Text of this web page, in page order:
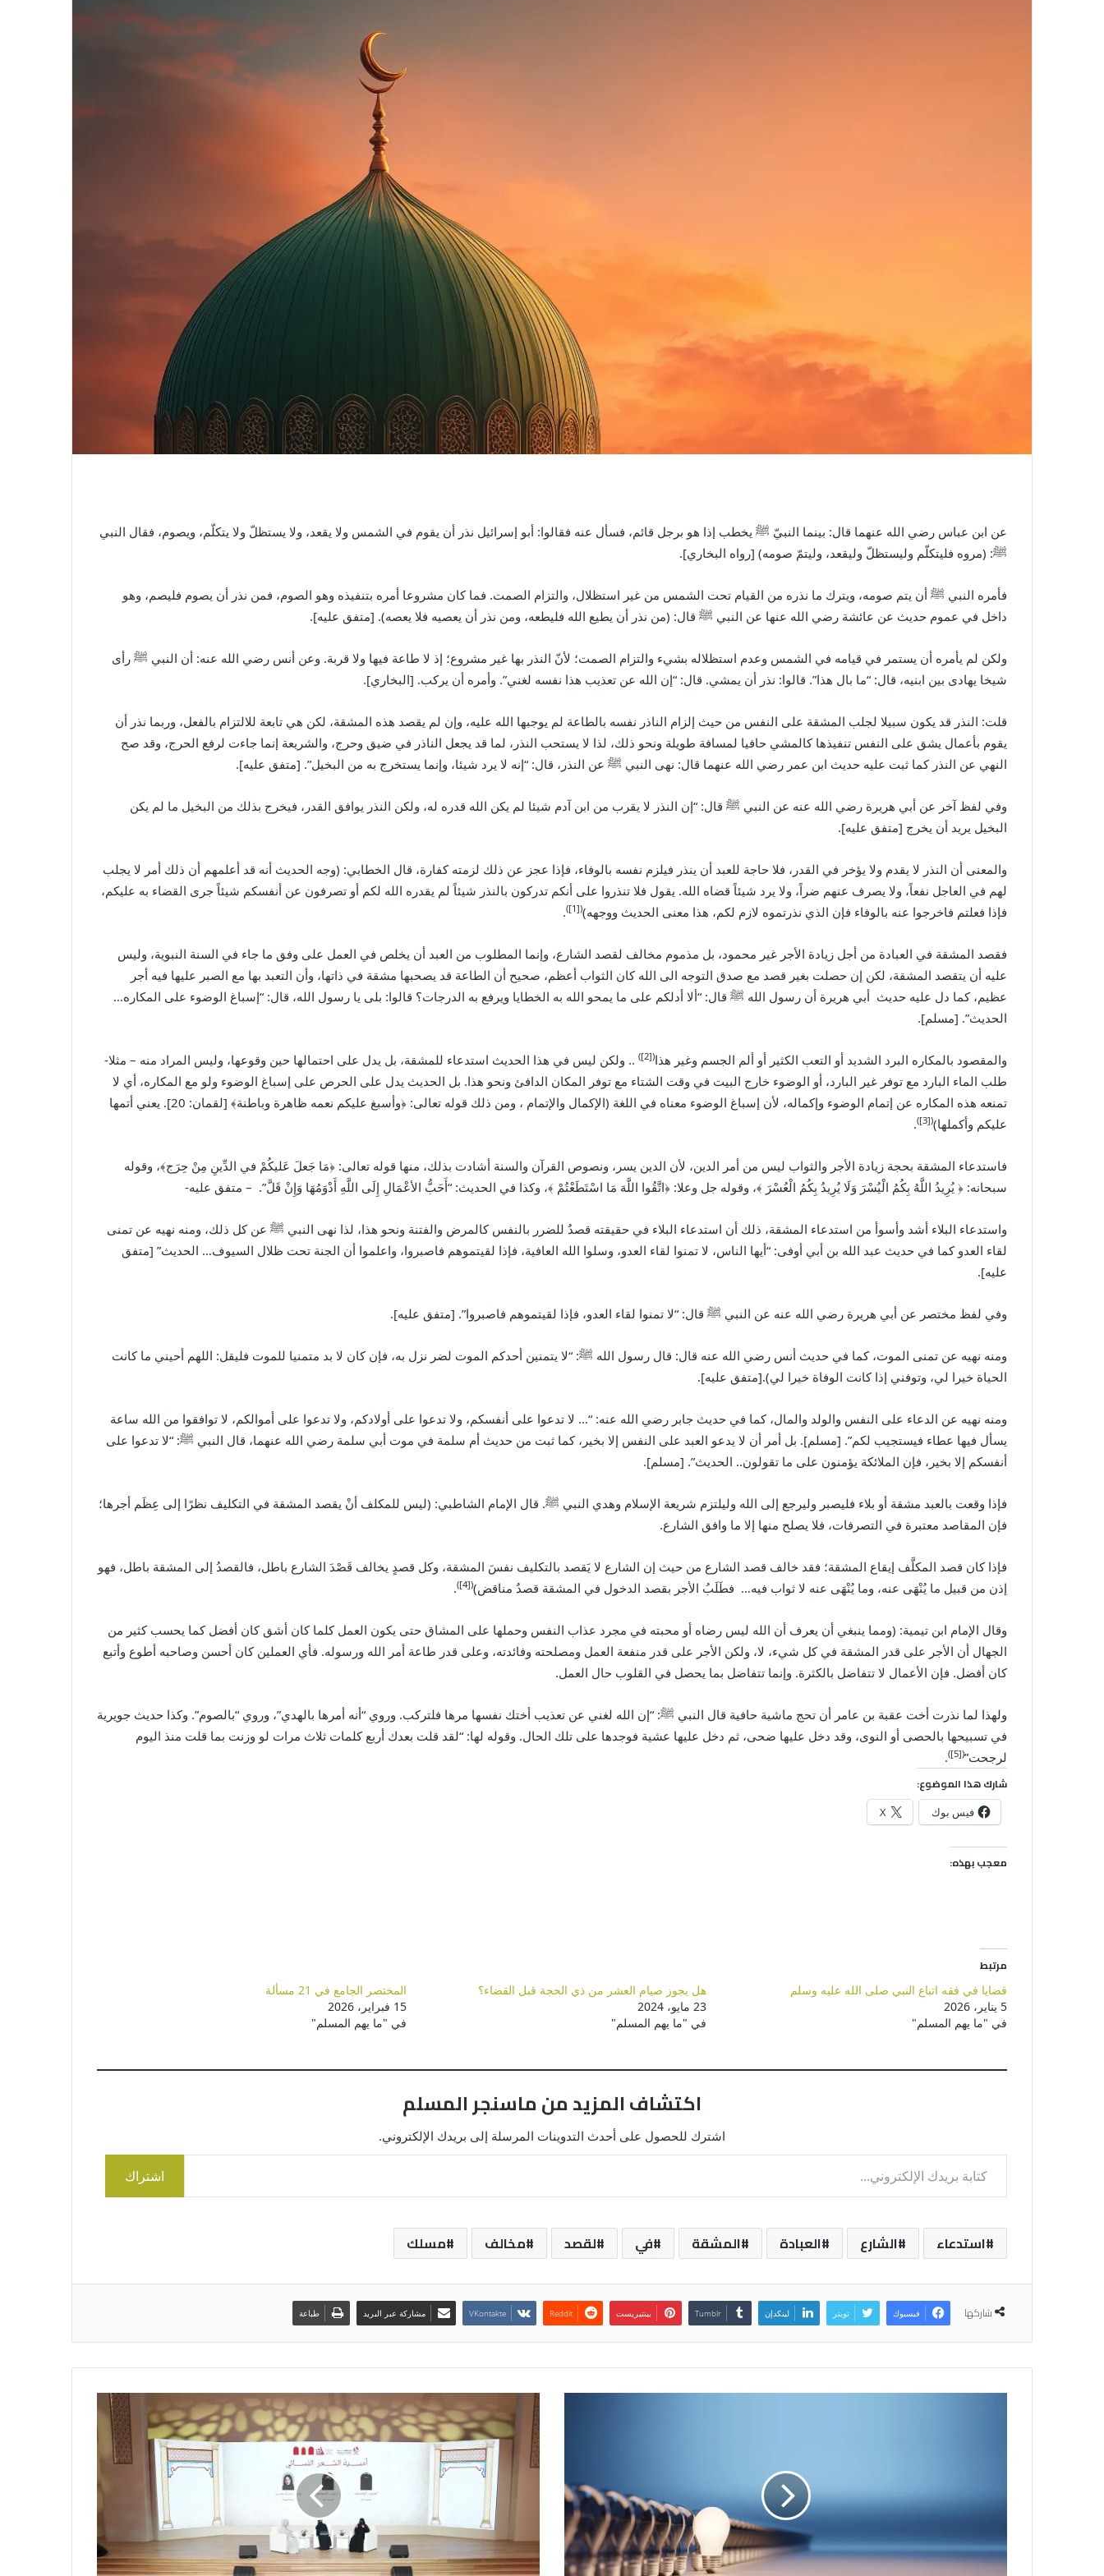
عن ابن عباس رضي الله عنهما قال: بينما النبيّ ﷺ يخطب إذا هو برجل قائم، فسأل عنه فقالوا: أبو إسرائيل نذر أن يقوم في الشمس ولا يقعد، ولا يستظلّ ولا يتكلّم، ويصوم، فقال النبي
ﷺ: (مروه فليتكلّم وليستظلّ وليقعد، وليتمّ صومه) [رواه البخاري].
فأمره النبي ﷺ أن يتم صومه، ويترك ما نذره من القيام تحت الشمس من غير استظلال، والتزام الصمت. فما كان مشروعا أمره بتنفيذه وهو الصوم، فمن نذر أن يصوم فليصم، وهو
داخل في عموم حديث عن عائشة رضي الله عنها عن النبي ﷺ قال: (‌من ‌نذر ‌أن يطيع الله فليطعه، ومن نذر أن يعصيه فلا يعصه). [متفق عليه].
ولكن لم يأمره أن يستمر في قيامه في الشمس وعدم استظلاله بشيء والتزام الصمت؛ لأنّ النذر بها غير مشروع؛ إذ لا طاعة فيها ولا قربة. وعن أنس رضي الله عنه: أن النبي ﷺ رأى
شيخا يهادى بين ابنيه، قال: “ما بال هذا”. قالوا: نذر أن يمشي. قال: “إن الله عن ‌تعذيب ‌هذا نفسه لغني”. وأمره أن يركب. [البخاري].
قلت: النذر قد يكون سبيلا لجلب المشقة على النفس من حيث إلزام الناذر نفسه بالطاعة لم يوجبها الله عليه، وإن لم يقصد هذه المشقة، لكن هي تابعة للالتزام بالفعل، وربما نذر أن
يقوم بأعمال يشق على النفس تنفيذها كالمشي حافيا لمسافة طويلة ونحو ذلك، لذا لا يستحب النذر، لما قد يجعل الناذر في ضيق وحرج، والشريعة إنما جاءت لرفع الحرج، وقد صح
النهي عن النذر كما ثبت عليه حديث ابن عمر رضي الله عنهما قال: نهى النبي ﷺ عن النذر، قال: “إنه لا يرد شيئا، وإنما يستخرج به ‌من ‌البخيل”. [متفق عليه].
وفي لفظ آخر عن أبي هريرة رضي الله عنه عن النبي ﷺ قال: “إن النذر لا يقرب من ابن آدم شيئا لم يكن الله قدره له، ولكن النذر يوافق القدر، فيخرج بذلك ‌من ‌البخيل ما لم يكن
البخيل يريد أن يخرج [متفق عليه].
والمعنى أن النذر لا يقدم ولا يؤخر في القدر، فلا حاجة للعبد أن ينذر فيلزم نفسه بالوفاء، فإذا عجز عن ذلك لزمته كفارة، قال الخطابي: (وجه الحديث أنه قد أعلمهم أن ذلك أمر لا يجلب
لهم في العاجل نفعاً، ولا يصرف عنهم ضراً، ولا يرد شيئاً قضاه الله. يقول فلا تنذروا على أنكم تدركون بالنذر شيئاً لم يقدره الله لكم أو تصرفون عن أنفسكم شيئاً جرى القضاء به عليكم،
فإذا فعلتم فاخرجوا عنه بالوفاء فإن الذي نذرتموه لازم لكم، هذا معنى الحديث ووجهه)([1])
.
فقصد المشقة في العبادة من أجل زيادة الأجر غير محمود، بل مذموم مخالف لقصد الشارع، وإنما المطلوب من العبد أن يخلص في العمل على وفق ما جاء في السنة النبوية، وليس
عليه أن يتقصد المشقة، لكن إن حصلت بغير قصد مع صدق التوجه الى الله كان الثواب أعظم، صحيح أن الطاعة قد يصحبها مشقة في ذاتها، وأن التعبد بها مع الصبر عليها فيه أجر
عظيم، كما دل عليه حديث أبي هريرة أن رسول الله ﷺ قال: “ألا أدلكم على ما يمحو الله به الخطايا ويرفع به الدرجات؟ قالوا: بلى يا رسول الله، قال: “إسباغ الوضوء على ‌المكاره…
الحديث”. [مسلم].
والمقصود بالمكاره البرد الشديد أو التعب الكثير أو ألم الجسم وغير هذا([2])
.. ولكن ليس في هذا الحديث استدعاء للمشقة، بل يدل على احتمالها حين وقوعها، وليس المراد منه – مثلا-
طلب الماء البارد مع توفر غير البارد، أو الوضوء خارج البيت في وقت الشتاء مع توفر المكان الدافئ ونحو هذا. بل الحديث يدل على الحرص على إسباغ الوضوء ولو مع المكاره، أي لا
تمنعه هذه المكاره عن إتمام الوضوء وإكماله، لأن إسباغ الوضوء معناه في اللغة (الإكمال والإتمام ، ومن ذلك قوله تعالى: ﴿وأسبغ عليكم نعمه ظاهرة وباطنة﴾ [لقمان: 20]. يعني أتمها
عليكم وأكملها)([3])
.
فاستدعاء المشقة بحجة زيادة الأجر والثواب ليس من أمر الدين، لأن الدين يسر، ونصوص القرآن والسنة أشادت بذلك، منها قوله تعالى: ﴿مَا جَعلَ عَليكُمْ في الدِّينِ مِنْ حِرَج﴾، وقوله
سبحانه: ﴿ يُرِيدُ اللَّهُ بِكُمُ الْيُسْرَ وَلَا يُرِيدُ بِكُمُ الْعُسْرَ ﴾، وقوله جل وعلا: ﴿اتَّقُوا اللَّهَ مَا اسْتَطَعْتُمْ ﴾، وكذا في الحديث: “أَحَبُّ الأعْمَالِ إِلَى اللَّهِ أَدْوَمُهَا وَإِنْ قَلَّ”. – متفق عليه-
واستدعاء البلاء أشد وأسوأ من استدعاء المشقة، ذلك أن استدعاء البلاء في حقيقته قصدٌ للضرر بالنفس كالمرض والفتنة ونحو هذا، لذا نهى النبي ﷺ عن كل ذلك، ومنه نهيه عن تمنى
لقاء العدو كما في حديث عبد الله بن أبي أوفى: “أيها الناس، لا تمنوا ‌لقاء ‌العدو، وسلوا الله العافية، فإذا لقيتموهم فاصبروا، واعلموا أن الجنة تحت ظلال السيوف… الحديث” [متفق
عليه].
وفي لفظ مختصر عن أبي هريرة رضي الله عنه عن النبي ﷺ قال: “لا تمنوا ‌لقاء ‌العدو، فإذا لقيتموهم فاصبروا”. [متفق عليه].
ومنه نهيه عن تمنى الموت، كما في حديث أنس رضي الله عنه قال: قال رسول الله ﷺ: “لا يتمنين أحدكم الموت ‌لضر ‌نزل به، فإن كان لا بد متمنيا للموت فليقل: اللهم أحيني ما كانت
الحياة خيرا لي، وتوفني إذا كانت الوفاة خيرا لي).[متفق عليه].
ومنه نهيه عن الدعاء على النفس والولد والمال، كما في حديث جابر رضي الله عنه: “‌… لا ‌تدعوا على أنفسكم، ولا تدعوا على أولادكم، ولا تدعوا على أموالكم، لا توافقوا من الله ساعة
يسأل فيها عطاء فيستجيب لكم”. [مسلم]. بل أمر أن لا يدعو العبد على النفس إلا بخير، كما ثبت من حديث أم سلمة في موت أبي سلمة رضي الله عنهما، قال النبي ﷺ: “‌لا ‌تدعوا على
أنفسكم إلا ‌بخير، فإن الملائكة يؤمنون على ما تقولون.. الحديث”. [مسلم].
فإذا وقعت بالعبد مشقة أو بلاء فليصبر وليرجع إلى الله وليلتزم شريعة الإسلام وهدي النبي ﷺ. قال الإمام الشاطبي: (ليس للمكلف أنْ يقصد المشقة في التكليف نظرًا إلى عِظَم أجرها؛
فإن المقاصد معتبرة في التصرفات، فلا يصلح منها إلا ما وافق الشارع.
فإذا كان قصد المكلَّف إيقاع المشقة؛ فقد خالف قصد الشارع من حيث إن الشارع لا يَقصد بالتكليف نفسَ المشقة، وكل قصدٍ يخالف قَصْدَ الشارع باطل، فالقصدُ إلى المشقة باطل، فهو
إذن من قبيل ما يُنْهَى عنه، وما يُنْهَى عنه لا ثواب فيه… فطَلَبُ الأجر بقصد الدخول في المشقة قصدٌ مناقض)([4])
.
وقال الإمام ابن تيمية: (ومما ينبغي أن يعرف أن الله ليس رضاه أو محبته في مجرد عذاب النفس وحملها على المشاق حتى يكون العمل كلما كان أشق كان أفضل كما يحسب كثير من
الجهال أن ‌الأجر على قدر ‌المشقة في كل شيء، لا، ولكن ‌الأجر على قدر منفعة العمل ومصلحته وفائدته، وعلى قدر طاعة أمر الله ورسوله. فأي العملين كان أحسن وصاحبه أطوع وأتبع
كان أفضل. فإن الأعمال لا تتفاضل بالكثرة. وإنما تتفاضل بما يحصل في القلوب حال العمل.
ولهذا لما نذرت أخت عقبة بن عامر أن تحج ماشية حافية قال النبي ﷺ: “إن الله لغني عن تعذيب أختك نفسها مرها فلتركب. وروي “أنه أمرها بالهدي”، وروي “بالصوم”. وكذا حديث جويرية
في تسبيحها بالحصى أو النوى، وقد دخل عليها ضحى، ثم دخل عليها عشية فوجدها على تلك الحال. وقوله لها: “لقد قلت بعدك أربع كلمات ثلاث مرات لو وزنت بما قلت منذ اليوم
لرجحت”([5])
.
شارك هذا الموضوع:
فيس بوك X
معجب بهذه:
مرتبط
قضايا في فقه اتباع النبي صلى الله عليه وسلم
5 يناير، 2026
في "ما يهم المسلم"
هل يجوز صيام العشر من ذي الحجة قبل القضاء؟
23 مايو، 2024
في "ما يهم المسلم"
المختصر الجامع في 21 مسألة
15 فبراير، 2026
في "ما يهم المسلم"
اكتشاف المزيد من ماسنجر المسلم
اشترك للحصول على أحدث التدوينات المرسلة إلى بريدك الإلكتروني.
كتابة بريدك الإلكتروني...
اشتراك
استدعاء الشارع العبادة المشقة في لقصد مخالف مسلك
شاركها فيسبوك تويتر لينكدإن بينتيريست مشاركة عبر البريد طباعة